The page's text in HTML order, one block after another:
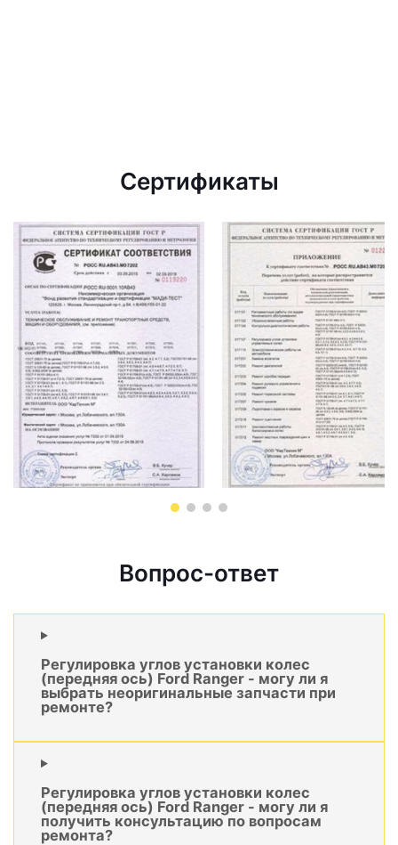
Сертификаты
Вопрос-ответ
Регулировка углов установки колес
(передняя ось) Ford Ranger - могу ли я
выбрать неоригинальные запчасти при
ремонте?
Регулировка углов установки колес
(передняя ось) Ford Ranger - могу ли я
получить консультацию по вопросам
ремонта?